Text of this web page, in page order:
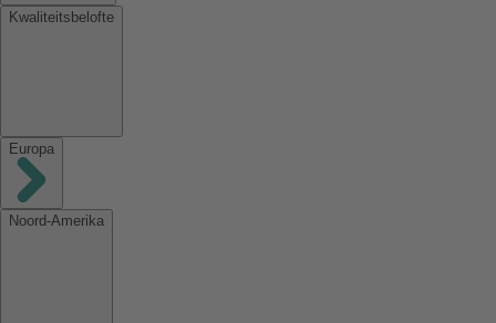
Kwaliteitsbelofte
Europa
Noord-Amerika